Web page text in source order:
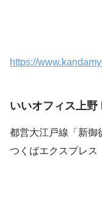
https://
いいオフィス上
都営大江戸線「新御
つくばエクスプレス